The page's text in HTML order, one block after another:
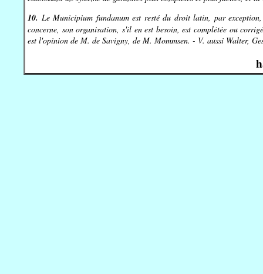
10. Le Municipium fundanum est resté du droit latin, par
concerne, son organisation, s'il en est besoin, est complétée ou
est l'opinion de M. de Savigny, de M. Mommsen. - V. aussi Walter,